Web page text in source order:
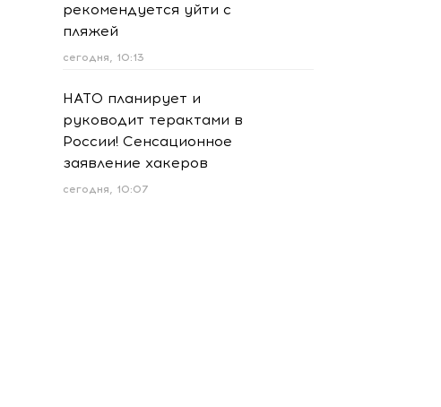
рекомендуется уйти с
пляжей
сегодня, 10:13
НАТО планирует и
руководит терактами в
России! Сенсационное
заявление хакеров
сегодня, 10:07